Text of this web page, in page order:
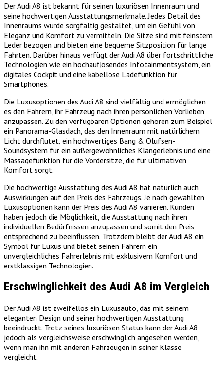
Der Audi A8 ist bekannt für seinen luxuriösen Innenraum und
seine hochwertigen Ausstattungsmerkmale. Jedes Detail des
Innenraums wurde sorgfältig gestaltet, um ein Gefühl von
Eleganz und Komfort zu vermitteln. Die Sitze sind mit feinstem
Leder bezogen und bieten eine bequeme Sitzposition für lange
Fahrten. Darüber hinaus verfügt der Audi A8 über fortschrittliche
Technologien wie ein hochauflösendes Infotainmentsystem, ein
digitales Cockpit und eine kabellose Ladefunktion für
Smartphones.
Die Luxusoptionen des Audi A8 sind vielfältig und ermöglichen
es den Fahrern, ihr Fahrzeug nach ihren persönlichen Vorlieben
anzupassen. Zu den verfügbaren Optionen gehören zum Beispiel
ein Panorama-Glasdach, das den Innenraum mit natürlichem
Licht durchflutet, ein hochwertiges Bang & Olufsen-
Soundsystem für ein außergewöhnliches Klangerlebnis und eine
Massagefunktion für die Vordersitze, die für ultimativen
Komfort sorgt.
Die hochwertige Ausstattung des Audi A8 hat natürlich auch
Auswirkungen auf den Preis des Fahrzeugs. Je nach gewählten
Luxusoptionen kann der Preis des Audi A8 variieren. Kunden
haben jedoch die Möglichkeit, die Ausstattung nach ihren
individuellen Bedürfnissen anzupassen und somit den Preis
entsprechend zu beeinflussen. Trotzdem bleibt der Audi A8 ein
Symbol für Luxus und bietet seinen Fahrern ein
unvergleichliches Fahrerlebnis mit exklusivem Komfort und
erstklassigen Technologien.
Erschwinglichkeit des Audi A8 im Vergleich
Der Audi A8 ist zweifellos ein Luxusauto, das mit seinem
eleganten Design und seiner hochwertigen Ausstattung
beeindruckt. Trotz seines luxuriösen Status kann der Audi A8
jedoch als vergleichsweise erschwinglich angesehen werden,
wenn man ihn mit anderen Fahrzeugen in seiner Klasse
vergleicht.